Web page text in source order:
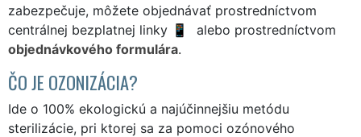
zabezpečuje, môžete objednávať prostredníctvom
centrálnej bezplatnej linky
alebo prostredníctvom
objednávkového formulára.
ČO JE OZONIZÁCIA?
Ide o 100% ekologickú a najúčinnejšiu metódu
sterilizácie, pri ktorej sa za pomoci ozónového